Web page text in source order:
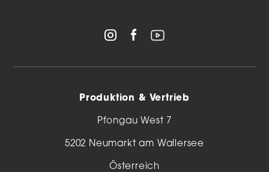
Produktion & Vertrieb
Pfongau West 7
5202 Neumarkt am Wallersee
Österreich